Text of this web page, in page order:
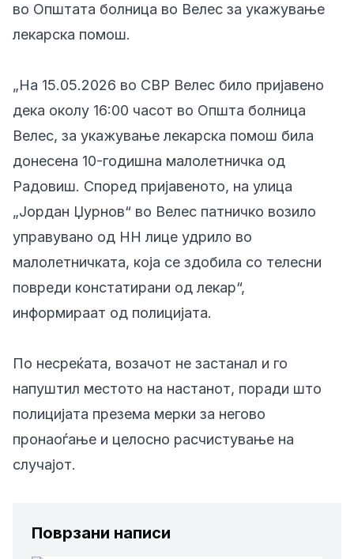
во Општата болница во Велес за укажување
лекарска помош.
„На 15.05.2026 во СВР Велес било пријавено
дека околу 16:00 часот во Општа болница
Велес, за укажување лекарска помош била
донесена 10-годишна малолетничка од
Радовиш. Според пријавеното, на улица
„Јордан Џурнов“ во Велес патничко возило
управувано од НН лице удрило во
малолетничката, која се здобила со телесни
повреди констатирани од лекар“,
информираат од полицијата.
По несреќата, возачот не застанал и го
напуштил местото на настанот, поради што
полицијата презема мерки за негово
пронаоѓање и целосно расчистување на
случајот.
Поврзани написи